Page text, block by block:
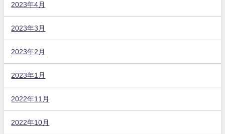
2023年4月
2023年3月
2023年2月
2023年1月
2022年11月
2022年10月